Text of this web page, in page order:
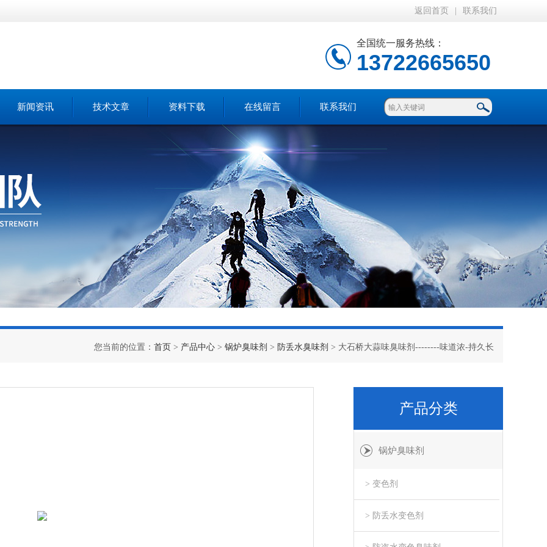
返回首页 联系我们
全国统一服务热线：
13722665650
新闻资讯 技术文章 资料下载 在线留言 联系我们
您当前的位置： 首页 > 产品中心 > 锅炉臭味剂 > 防丢水臭味剂 > 大石桥大蒜味臭味剂--------味道浓-持久长
产品分类
锅炉臭味剂
> 变色剂
> 防丢水变色剂